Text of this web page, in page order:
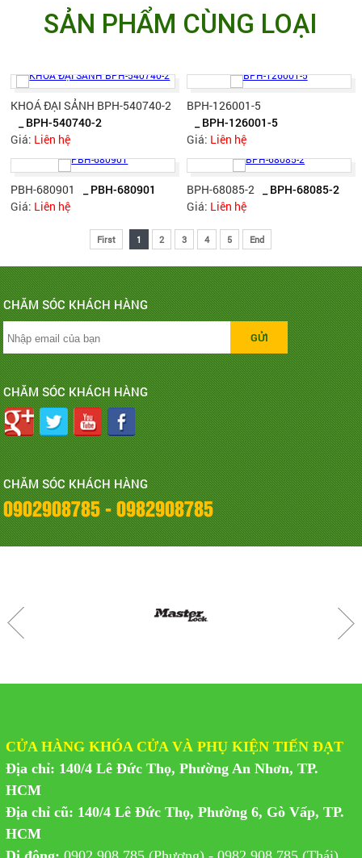
SẢN PHẨM CÙNG LOẠI
KHOÁ ĐẠI SẢNH BPH-540740-2
_ BPH-540740-2
Giá: Liên hệ
BPH-126001-5
_ BPH-126001-5
Giá: Liên hệ
PBH-680901
_ PBH-680901
Giá: Liên hệ
BPH-68085-2
_ BPH-68085-2
Giá: Liên hệ
First 1 2 3 4 5 End
CHĂM SÓC KHÁCH HÀNG
CHĂM SÓC KHÁCH HÀNG
CHĂM SÓC KHÁCH HÀNG
0902908785 - 0982908785
CỬA HÀNG KHÓA CỬA VÀ PHỤ KIỆN TIẾN ĐẠT
Địa chỉ: 140/4 Lê Đức Thọ, Phường An Nhơn, TP.
HCM
Địa chỉ cũ: 140/4 Lê Đức Thọ, Phường 6, Gò Vấp, TP.
HCM